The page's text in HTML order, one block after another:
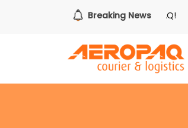
Breaking News
de redimir tus libras de Cash PAQ!